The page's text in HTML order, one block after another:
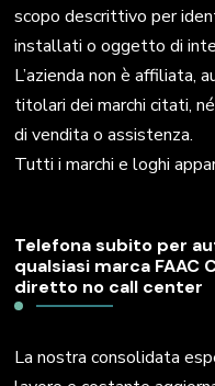
scopo descrittivo per
installati o oggetto di
L’azienda non è affiliata,
titolari dei marchi citati,
di vendita o assistenza.
Tutti i marchi e loghi
Telefona subito per
qualsiasi marca FAAC
diretto no call center
La nostra consolidata